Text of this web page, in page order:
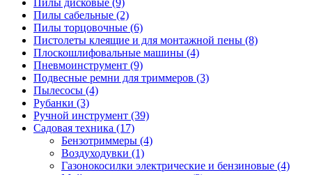
Пилы дисковые (9)
Пилы сабельные (2)
Пилы торцовочные (6)
Пистолеты клеящие и для монтажной пены (8)
Плоскошлифовальные машины (4)
Пневмоинструмент (9)
Подвесные ремни для триммеров (3)
Пылесосы (4)
Рубанки (3)
Ручной инструмент (39)
Садовая техника (17)
Бензотриммеры (4)
Воздуходувки (1)
Газонокосилки электрические и бензиновые (4)